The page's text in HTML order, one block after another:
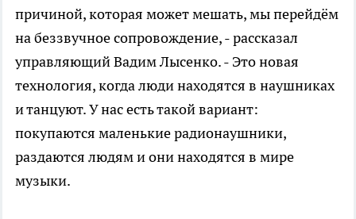
причиной, которая может мешать, мы перейдём
на беззвучное сопровождение, - рассказал
управляющий Вадим Лысенко. - Это новая
технология, когда люди находятся в наушниках
и танцуют. У нас есть такой вариант:
покупаются маленькие радионаушники,
раздаются людям и они находятся в мире
музыки.